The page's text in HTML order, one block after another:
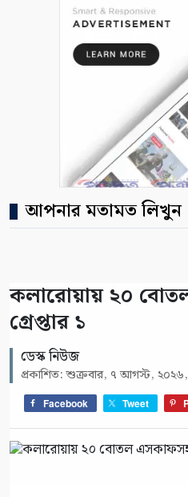
আপনার মতামত লিখুন
কলারোয়ায় ২০
গ্রেপ্তার ১
ডেস্ক নিউজ
প্রকাশিত: শুক্রবার, ৭ আগস্ট, ২০২৬,
Facebook Tweet